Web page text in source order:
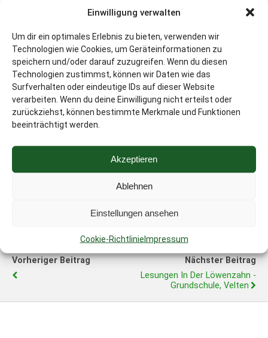
Einwilligung verwalten
Um dir ein optimales Erlebnis zu bieten, verwenden wir
Technologien wie Cookies, um Geräteinformationen zu
speichern und/oder darauf zuzugreifen. Wenn du diesen
Technologien zustimmst, können wir Daten wie das
Surfverhalten oder eindeutige IDs auf dieser Website
verarbeiten. Wenn du deine Einwilligung nicht erteilst oder
zurückziehst, können bestimmte Merkmale und Funktionen
beeinträchtigt werden.
Akzeptieren
Ablehnen
Einstellungen ansehen
Cookie-RichtlinieImpressum
mein Portemonnaie verstopfen? Die Punkte, die man
sammeln muss, gleichen kaum die Prämie aus. Ich glaube,
ich sollte meine Sammlung einmal entrümpeln. Ist
wahrscheinlich auch besser so, bevor meine Datensätze
wie beim „Schlecker-Skandal“ irgendwo im Internet
veröffentlicht werden.
Im Übrigen gibt es nicht nur Sammler. Da ich diese
Jahren kaum genug Punkte für eine Prämie zusammen
bekommen habe, passe ich nicht in das Jäger-Profil. Ein
Punkte-Jäger ist deutlich aggressiver und hat
Vorheriger Beitrag
Nächster Beitrag
Lesungen In Der Löwenzahn -
Grundschule, Velten